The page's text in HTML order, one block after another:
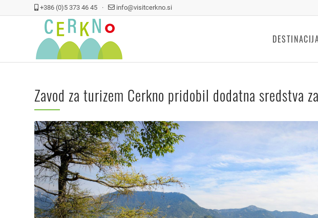
+386 (0)5 373 46 45 · info@visitcerkno.si
Zavod za turizem Cerkno pridobil dodatna sredstva